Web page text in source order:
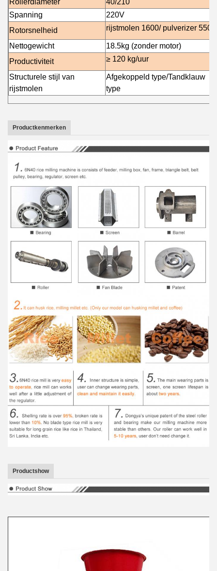
Rollerdiameter
40/210
Spanning
220V
Rotorsnelheid
rijstmolen 1600/ pulverizer 5500
Nettogewicht 18.5kg (zonder motor)
Productiviteit
≥ 120 kg/uur
Structurele stijl van
rijstmolen
Afgekoppeld type/Tandklauw
type
Productkenmerken
Productshow